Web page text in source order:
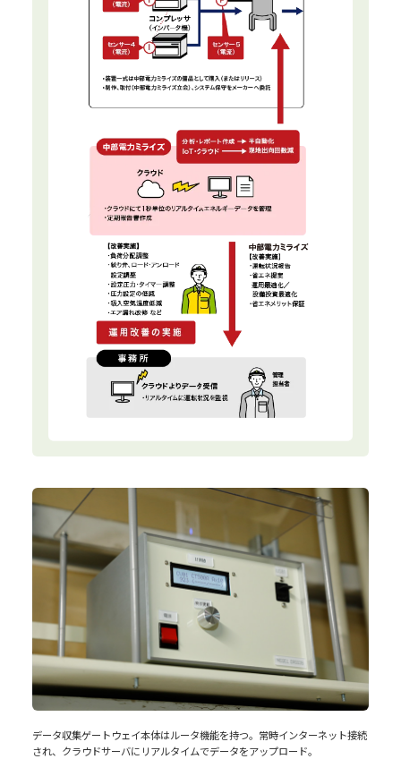
データ収集ゲートウェイ本体はルータ機能を持つ。常時インターネット接続
され、クラウドサーバにリアルタイムでデータをアップロード。